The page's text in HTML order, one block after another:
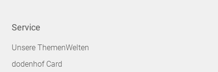
Service
Unsere ThemenWelten
dodenhof Card